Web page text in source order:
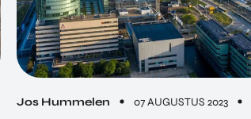
Jos Hummelen 07 AUGUSTUS 2023